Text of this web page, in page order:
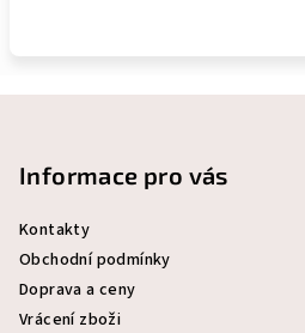
Informace pro vás
Kontakty
Obchodní podmínky
Doprava a ceny
Vrácení zboži